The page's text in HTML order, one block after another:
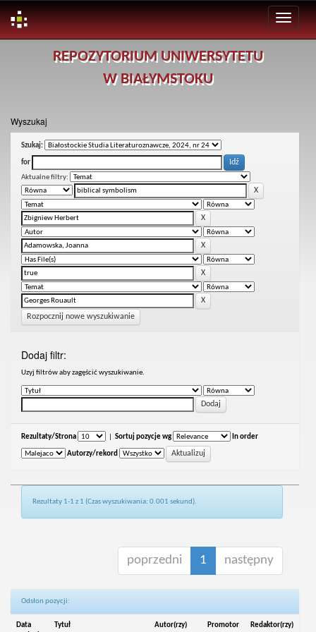
REPOZYTORIUM UNIWERSYTETU
W BIAŁYMSTOKU
Wyszukaj
Szukaj:
for
Aktualne filtry:
Rozpocznij nowe wyszukiwanie
Dodaj filtr:
Uzyj filtrów aby zagęścić wyszukiwanie.
Rezultaty/Strona Sortuj pozycje wg In order
Autorzy/rekord
Rezultaty 1-1 z 1 (Czas wyszukiwania: 0.001 sekund).
poprzedni 1 następny
Odsłon pozycji:
Data Tytuł Autor(rzy) Promotor Redaktor(rzy)